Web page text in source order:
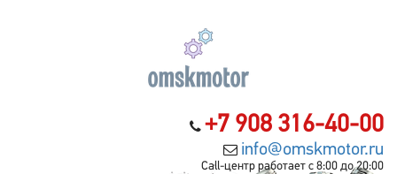
+7 908 316-40-00
info@omskmotor.ru
Call-центр работает с 8:00 до 20:00